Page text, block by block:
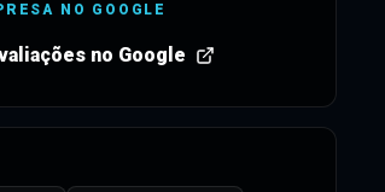
NO GOOGLE
no Google
guia)